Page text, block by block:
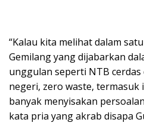
“Kalau kita melihat dalam
Gemilang yang dijabarkan
unggulan seperti NTB
negeri, zero waste, termasuk
banyak menyisakan
kata pria yang akrab disapa